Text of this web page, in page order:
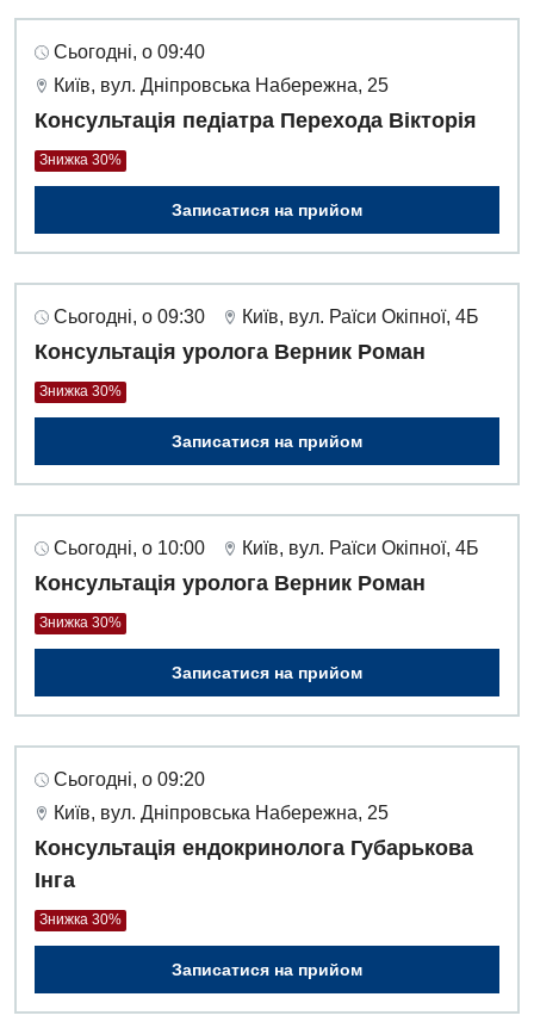
Онкологічне відділлення
Оториноларингологія
Офтальмологічне відділення
Педіатричне відділення
Пульмонологія
Ревматологія
Судинна хірургія
Травматологічне відділення
Травматологія і ортопедія
Урологічне відділення
Урологія
Фізіотерапія
Хірургічне відділення
Для дітей
Дитяча гастроентерологія
Дитяча гінекологія
Сьогодні, о 09:40
Київ, вул. Дніпровська Набережна, 25
Консультація педіатра Перехода Вікторія
Знижка 30%
Записатися на прийом
Сьогодні, о 09:30 Київ, вул. Раїси Окіпної, 4Б
Консультація уролога Верник Роман
Знижка 30%
Записатися на прийом
Сьогодні, о 10:00 Київ, вул. Раїси Окіпної, 4Б
Консультація уролога Верник Роман
Знижка 30%
Записатися на прийом
Сьогодні, о 09:20
Київ, вул. Дніпровська Набережна, 25
Консультація ендокринолога Губарькова
Інга
Знижка 30%
Записатися на прийом